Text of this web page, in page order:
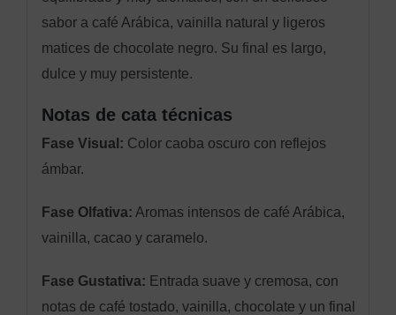
sabor a café Arábica, vainilla natural y ligeros
matices de chocolate negro. Su final es largo,
dulce y muy persistente.
Notas de cata técnicas
Fase Visual: Color caoba oscuro con reflejos
ámbar.
Fase Olfativa: Aromas intensos de café Arábica,
vainilla, cacao y caramelo.
Fase Gustativa: Entrada suave y cremosa, con
notas de café tostado, vainilla, chocolate y un final